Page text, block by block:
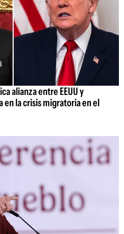
alianza entre EEUU y
en la crisis migratoria en el